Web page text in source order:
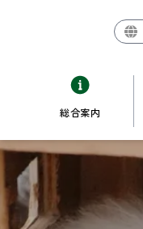
総合案内